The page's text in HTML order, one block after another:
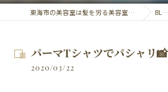
東海市の美容室は髪を労る美容室・カナリア BLOG
パーマTシャツでパシャリ📸
2020/03/22